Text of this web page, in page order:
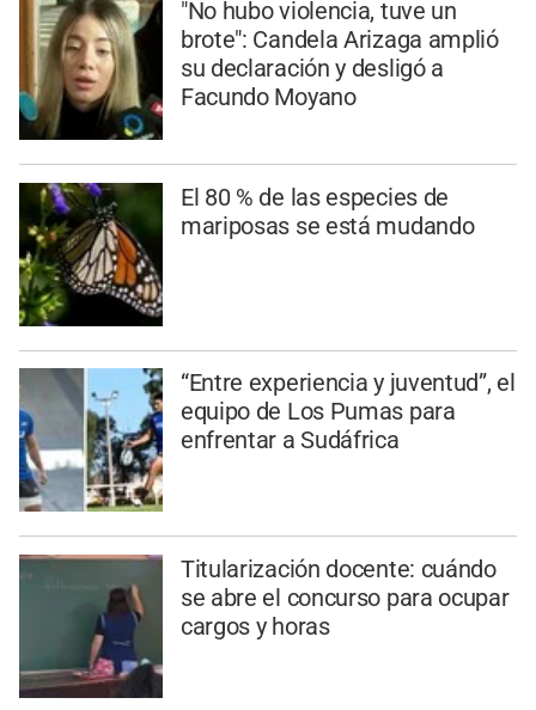
"No hubo violencia, tuve un
brote": Candela Arizaga amplió
su declaración y desligó a
Facundo Moyano
El 80 % de las especies de
mariposas se está mudando
“Entre experiencia y juventud”, el
equipo de Los Pumas para
enfrentar a Sudáfrica
Titularización docente: cuándo
se abre el concurso para ocupar
cargos y horas